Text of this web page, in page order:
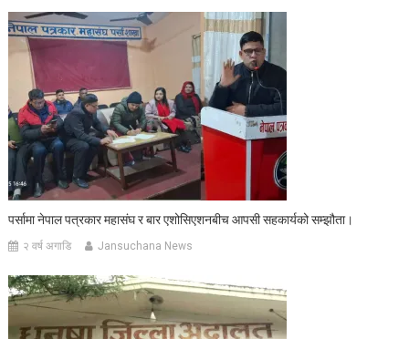
पर्सामा नेपाल पत्रकार महासंघ र बार एशोसिएशनबीच आपसी सहकार्यको सम्झौता।
२ वर्ष अगाडि Jansuchana News